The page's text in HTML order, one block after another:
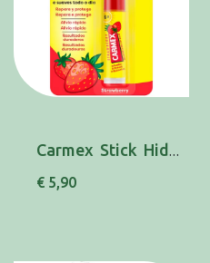
Carmex Stick Hid Lab Spf15 Morang4,25g
€ 5,90